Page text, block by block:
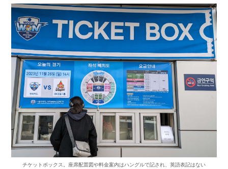
チケットボックス。座席配置図や料金案内はハングルで記され、英語表記はない